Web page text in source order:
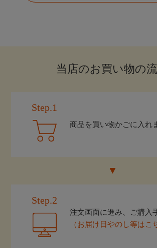
当店のお買い物の
Step.1
商品を買い物かごに入れ
Step.2
注文画面に進み、ご購入
（お届け日やのし等はこ